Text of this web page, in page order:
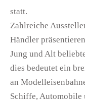
statt.
Zahlreiche
Händler
Jung und Alt
dies bedeutet ein
an
Schiffe, Automobile